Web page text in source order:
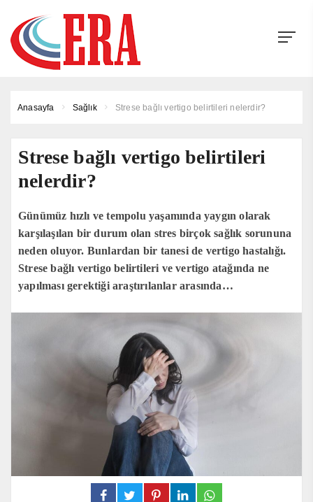
Anasayfa Sağlık Strese bağlı vertigo belirtileri nelerdir?
Strese bağlı vertigo belirtileri
nelerdir?
Günümüz hızlı ve tempolu yaşamında yaygın olarak
karşılaşılan bir durum olan stres birçok sağlık sorununa
neden oluyor. Bunlardan bir tanesi de vertigo hastalığı.
Strese bağlı vertigo belirtileri ve vertigo atağında ne
yapılması gerektiği araştırılanlar arasında…